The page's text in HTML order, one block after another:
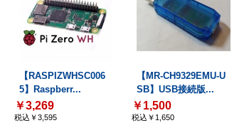
【RASPIZWHSC006
5】Raspberr...
￥3,269
税込￥3,595
【MR-CH9329EMU-U
SB】USB接続版...
￥1,500
税込￥1,650